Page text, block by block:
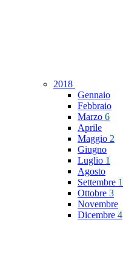
2018
Gennaio
Febbraio
Marzo 6
Aprile
Maggio 2
Giugno
Luglio 1
Agosto
Settembre 1
Ottobre 3
Novembre
Dicembre 4